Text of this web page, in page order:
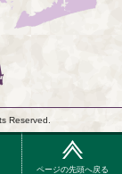
ページの先頭へ戻る
Reserved.